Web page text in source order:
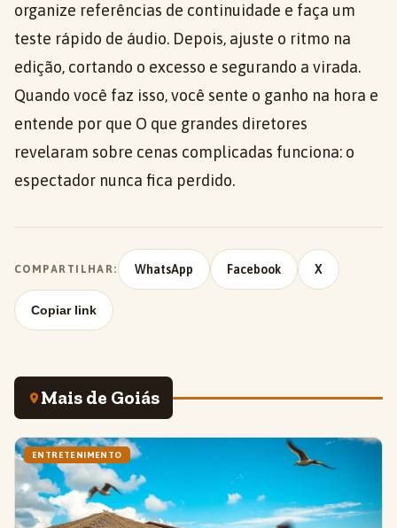
organize referências de continuidade e faça um
teste rápido de áudio. Depois, ajuste o ritmo na
edição, cortando o excesso e segurando a virada.
Quando você faz isso, você sente o ganho na hora e
entende por que O que grandes diretores
revelaram sobre cenas complicadas funciona: o
espectador nunca fica perdido.
COMPARTILHAR: WhatsApp Facebook X
Copiar link
Mais de Goiás
ENTRETENIMENTO